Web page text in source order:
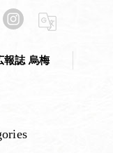
報誌 烏梅
お知らせ